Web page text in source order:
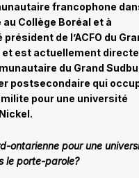
francophone
au Collège Boréal et à
de l’ACFO du
et est actuellement
du Grand
postsecondaire qui
milite pour une université
ontarienne pour une
le porte-parole?